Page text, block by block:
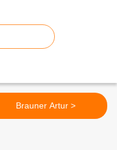
Brauner Artur >